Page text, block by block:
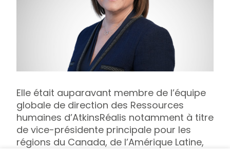
Elle était auparavant membre de l’équipe
globale de direction des Ressources
humaines d’AtkinsRéalis notamment à titre
de vice-présidente principale pour les
régions du Canada, de l’Amérique Latine,